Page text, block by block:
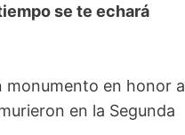
se te echará
monumento en honor a
en la Segunda